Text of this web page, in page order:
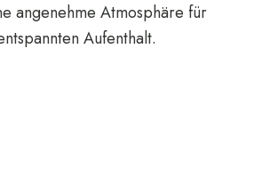
angenehme Atmosphäre für
Aufenthalt.